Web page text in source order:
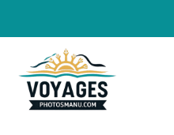
contenu